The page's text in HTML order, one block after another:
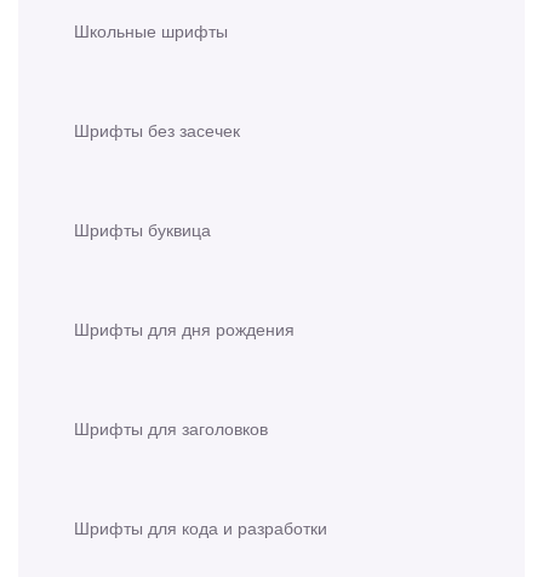
Школьные шрифты
Шрифты без засечек
Шрифты буквица
Шрифты для дня рождения
Шрифты для заголовков
Шрифты для кода и разработки